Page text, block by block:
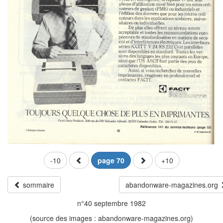
-10 page 70 +10
sommaire
abandonware-magazines.org
n°40 septembre 1982
(source des images : abandonware-magazines.org)